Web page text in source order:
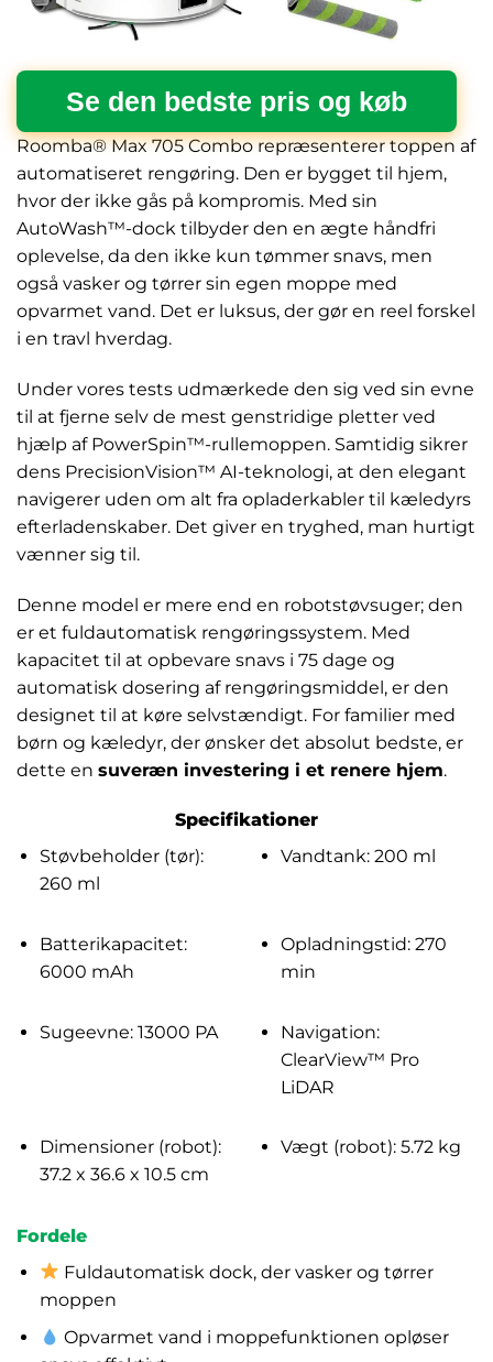
Se den bedste pris og køb
Roomba® Max 705 Combo repræsenterer toppen af
automatiseret rengøring. Den er bygget til hjem,
hvor der ikke gås på kompromis. Med sin
AutoWash™-dock tilbyder den en ægte håndfri
oplevelse, da den ikke kun tømmer snavs, men
også vasker og tørrer sin egen moppe med
opvarmet vand. Det er luksus, der gør en reel forskel
i en travl hverdag.
Under vores tests udmærkede den sig ved sin evne
til at fjerne selv de mest genstridige pletter ved
hjælp af PowerSpin™-rullemoppen. Samtidig sikrer
dens PrecisionVision™ AI-teknologi, at den elegant
navigerer uden om alt fra opladerkabler til kæledyrs
efterladenskaber. Det giver en tryghed, man hurtigt
vænner sig til.
Denne model er mere end en robotstøvsuger; den
er et fuldautomatisk rengøringssystem. Med
kapacitet til at opbevare snavs i 75 dage og
automatisk dosering af rengøringsmiddel, er den
designet til at køre selvstændigt. For familier med
børn og kæledyr, der ønsker det absolut bedste, er
dette en suveræn investering i et renere hjem.
Specifikationer
Støvbeholder (tør):
260 ml
Vandtank: 200 ml
Batterikapacitet:
6000 mAh
Opladningstid: 270
min
Sugeevne: 13000 PA
Navigation:
ClearView™ Pro
LiDAR
Dimensioner (robot):
37.2 x 36.6 x 10.5 cm
Vægt (robot): 5.72 kg
Fordele
Fuldautomatisk dock, der vasker og tørrer
moppen
Opvarmet vand i moppefunktionen opløser